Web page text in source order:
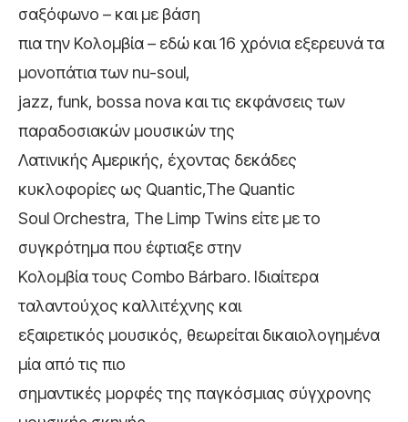
σαξόφωνο – και με βάση
πια την Κολομβία – εδώ και 16 χρόνια εξερευνά τα
μονοπάτια των nu-soul,
jazz, funk, bossa nova και τις εκφάνσεις των
παραδοσιακών μουσικών της
Λατινικής Αμερικής, έχοντας δεκάδες
κυκλοφορίες ως Quantic,The Quantic
Soul Orchestra, The Limp Twins είτε με το
συγκρότημα που έφτιαξε στην
Κολομβία τους Combo Bárbaro. Ιδιαίτερα
ταλαντούχος καλλιτέχνης και
εξαιρετικός μουσικός, θεωρείται δικαιολογημένα
μία από τις πιο
σημαντικές μορφές της παγκόσμιας σύγχρονης